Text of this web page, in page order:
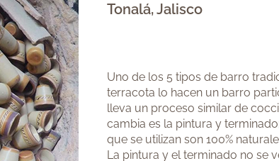
Tonalá, Jalisco
Uno de los 5 tipos de barro
terracota lo hacen un barro
lleva un proceso similar de
cambia es la pintura y
que se utilizan son 100%
La pintura y el terminado no se